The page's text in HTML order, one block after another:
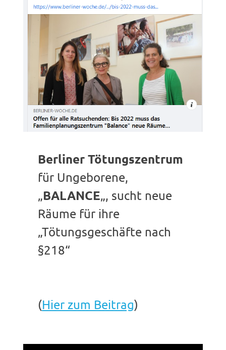
Berliner Tötungszentrum
für Ungeborene,
„BALANCE„, sucht neue
Räume für ihre
„Tötungsgeschäfte nach
§218“
(Hier zum Beitrag)